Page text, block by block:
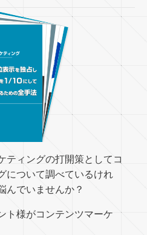
ティングの打開策としてコ
について調べているけれ
んでいませんか？
ト様がコンテンツマーケ